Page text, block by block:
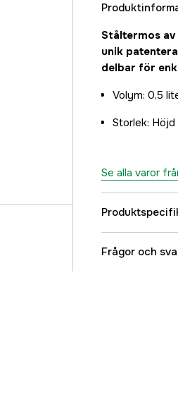
Ståltermos
unik
delbar för
Volym: 0,5
Storlek:
Se alla varor
Volym
Frågor och